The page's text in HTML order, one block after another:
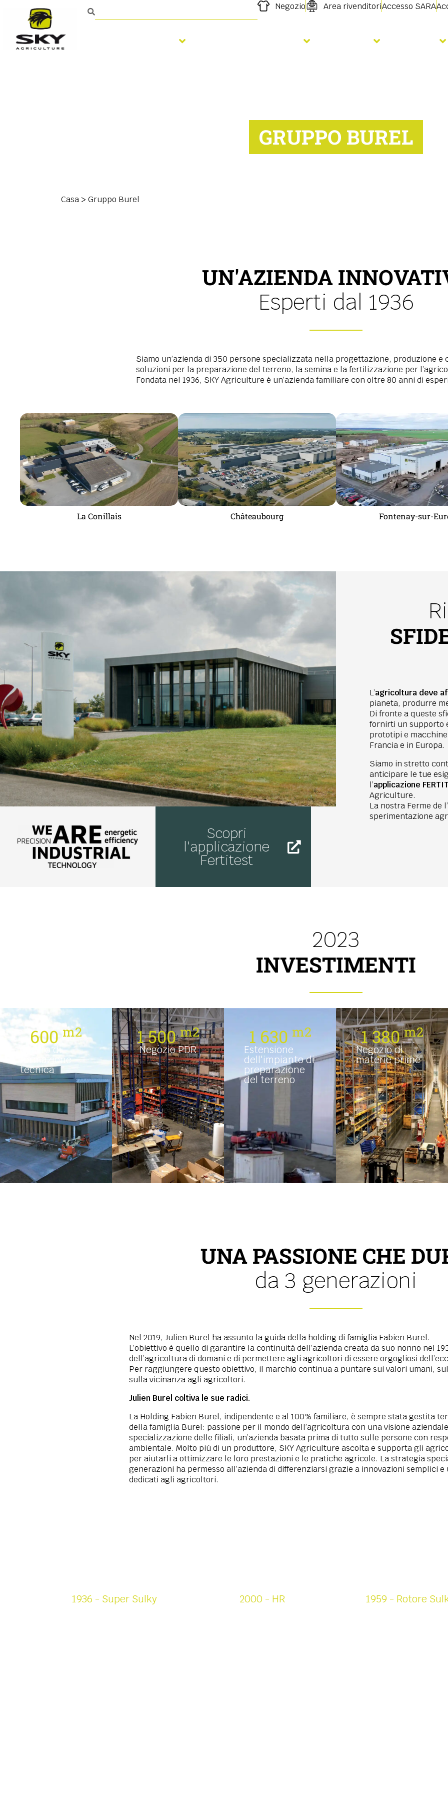
Negozio Area rivenditoriAccesso SARA
GRUPPO BUREL
Casa > Gruppo Burel
UN'AZIENDA
Esperti dal 1936
Siamo un’azienda di 350 persone specializzata nella progettazione, produzione e
soluzioni per la preparazione del terreno, la semina e la fertilizzazione per
Fondata nel 1936, SKY Agriculture è un’azienda familiare con oltre 80 anni di
La Conillais Châteaubourg Fontenay-sur-
Scopri
l'applicazione
Fertitest
L’agricoltura deve
pianeta, produrre
Di fronte a queste
fornirti un supporto
prototipi e
Francia e in Europa.
Siamo in stretto
anticipare le tue
l’applicazione
Agriculture.
La nostra Ferme de
sperimentazione
2023
INVESTIMENTI
Centro di
formazione
tecnica
600 m2
Negozio PDR
1 500 m2
Estensione
dell'impianto di
preparazione
del terreno
1 630 m2
Negozio di
materie prime
1 380 m2
UNA PASSIONE CHE
da 3 generazioni
Nel 2019, Julien Burel ha assunto la guida della holding di famiglia Fabien Burel.
L’obiettivo è quello di garantire la continuità dell’azienda creata da suo nonno nel
dell’agricoltura di domani e di permettere agli agricoltori di essere orgogliosi
Per raggiungere questo obiettivo, il marchio continua a puntare sui valori umani,
sulla vicinanza agli agricoltori.
Julien Burel coltiva le sue radici.
La Holding Fabien Burel, indipendente e al 100% familiare, è sempre stata gestita
della famiglia Burel: passione per il mondo dell’agricoltura con una visione
specializzazione delle filiali, un’azienda basata prima di tutto sulle persone con
ambientale. Molto più di un produttore, SKY Agriculture ascolta e supporta gli
per aiutarli a ottimizzare le loro prestazioni e le pratiche agricole. La strategia
generazioni ha permesso all’azienda di differenziarsi grazie a innovazioni semplici
dedicati agli agricoltori.
1936 - Super Sulky 2000 - HR 1959 - Rotore